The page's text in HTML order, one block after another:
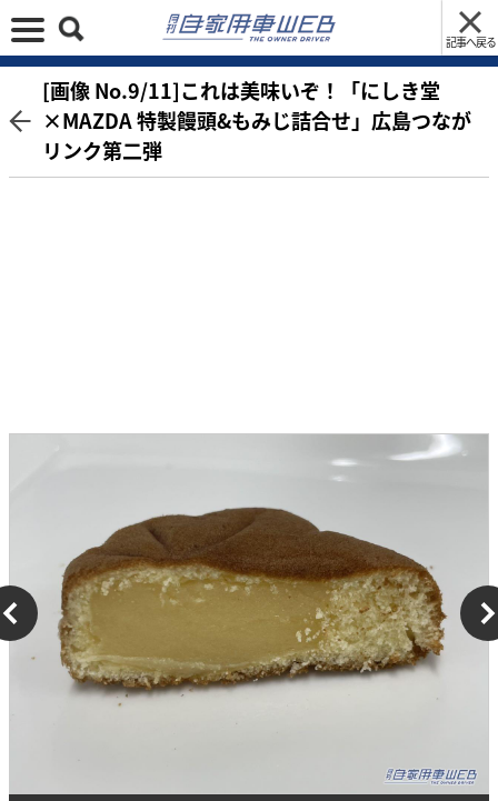
記事へ戻る
[画像 No.9/11]これは美味いぞ！「にしき堂
×MAZDA 特製饅頭&もみじ詰合せ」広島つなが
リンク第二弾